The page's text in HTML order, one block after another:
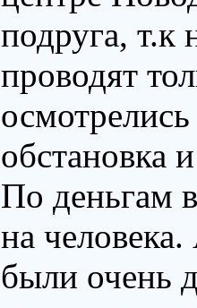
подруга, т.к
проводят
обстановка
По деньгам
на
были очень